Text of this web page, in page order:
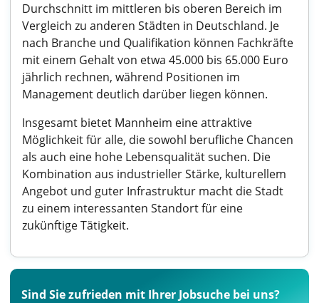
Durchschnitt im mittleren bis oberen Bereich im
Vergleich zu anderen Städten in Deutschland. Je
nach Branche und Qualifikation können Fachkräfte
mit einem Gehalt von etwa 45.000 bis 65.000 Euro
jährlich rechnen, während Positionen im
Management deutlich darüber liegen können.
Insgesamt bietet Mannheim eine attraktive
Möglichkeit für alle, die sowohl berufliche Chancen
als auch eine hohe Lebensqualität suchen. Die
Kombination aus industrieller Stärke, kulturellem
Angebot und guter Infrastruktur macht die Stadt
zu einem interessanten Standort für eine
zukünftige Tätigkeit.
Sind Sie zufrieden mit Ihrer Jobsuche bei uns?